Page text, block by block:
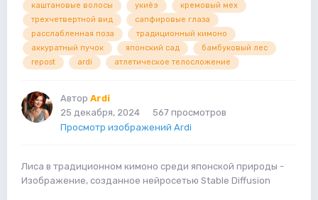
каштановые волосы
укиёэ
кремовый мех
трехчетвертной вид
сапфировые глаза
расслабленная поза
традиционный кимоно
аккуратный пучок
японский сад
бамбуковый лес
repost
ardi атлетическое телосложение
Автор Ardi
25 декабря, 2024
567 просмотров
Просмотр изображений Ardi
Лиса в традиционном кимоно среди японской природы -
Изображение, созданное нейросетью Stable Diffusion